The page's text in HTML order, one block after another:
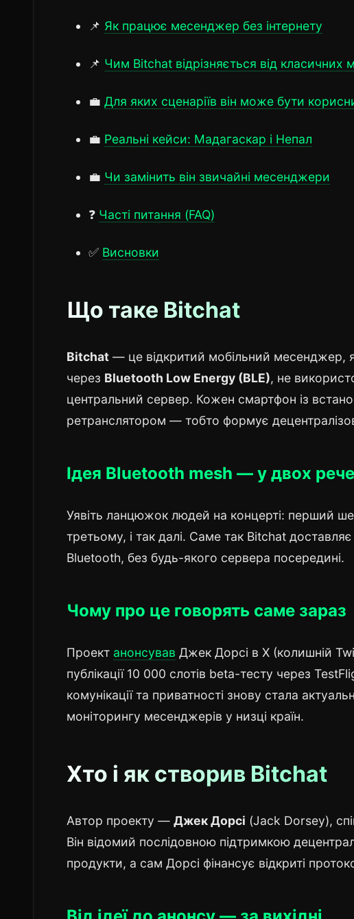
📌 Як працює месенджер без інтернету
📌 Чим Bitchat відрізняється від класичних
💼 Для яких сценаріїв він може бути
💼 Реальні кейси: Мадагаскар і Непал
💼 Чи замінить він звичайні месенджери
❓ Часті питання (FAQ)
✅ Висновки
Що таке Bitchat
Bitchat — це відкритий мобільний месенджер,
через Bluetooth Low Energy (BLE), не
центральний сервер. Кожен смартфон із
ретранслятором — тобто формує
Ідея Bluetooth mesh — у двох
Уявіть ланцюжок людей на концерті: перший
третьому, і так далі. Саме так Bitchat
Bluetooth, без будь-якого сервера посередині.
Чому про це говорять саме зараз
Проект анонсував Джек Дорсі в X (колишній
публікації 10 000 слотів beta-тесту через
комунікації та приватності знову стала
моніторингу месенджерів у низці країн.
Хто і як створив Bitchat
Автор проекту — Джек Дорсі (Jack Dorsey),
Він відомий послідовною підтримкою
продукти, а сам Дорсі фінансує відкриті